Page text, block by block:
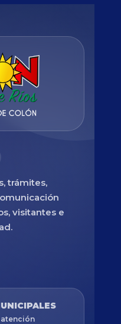
trámites,
visitantes e
atención